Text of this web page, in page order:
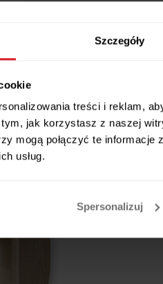
Szczegóły
treści i reklam,
jak korzystasz z naszej
mogą połączyć te informacje
usług.
Spersonalizuj